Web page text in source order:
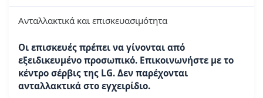
Ανταλλακτικά και επισκευασιμότητα
Οι επισκευές πρέπει να γίνονται από
εξειδικευμένο προσωπικό. Επικοινωνήστε με το
κέντρο σέρβις της LG. Δεν παρέχονται
ανταλλακτικά στο εγχειρίδιο.